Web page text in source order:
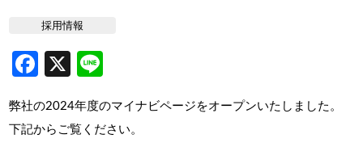
採用情報
Facebook
X
弊社の2024年度のマイナビページをオープンいたしました。
下記からご覧ください。